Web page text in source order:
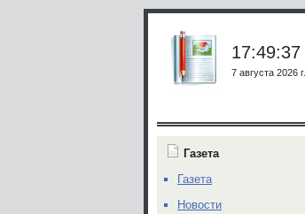
17:49:37
7 августа 2026 г.
Газета
Газета
Новости